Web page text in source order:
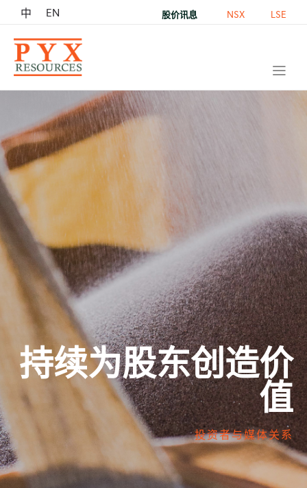
中 EN 股价讯息 NSX LSE
持续为股东创造价
值
投资者与媒体关系